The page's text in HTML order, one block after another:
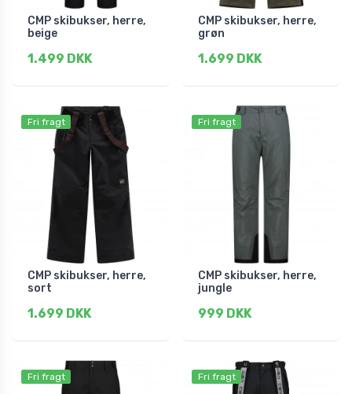
CMP skibukser, herre,
beige
1.499 DKK
CMP skibukser, herre,
grøn
1.699 DKK
Fri fragt
CMP skibukser, herre,
sort
1.699 DKK
Fri fragt
CMP skibukser, herre,
jungle
999 DKK
Fri fragt Fri fragt